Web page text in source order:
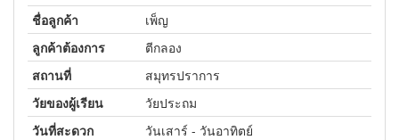
ชื่อลูกค้า
เพ็ญ
ลูกค้าต้องการ
ตีกลอง
สถานที่
สมุทรปราการ
วัยของผู้เรียน
วัยประถม
วันที่สะดวก
วันเสาร์ - วันอาทิตย์